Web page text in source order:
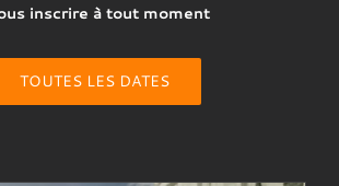
inscrire à tout moment
TOUTES LES DATES